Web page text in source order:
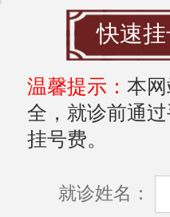
青春期是激素水
雄激素的变化会
的出现。此外，
容易受到外界环
3. 紫外线照射
太阳光中的紫外
快速
温馨提示：本
全，就诊前通
挂号费。
就诊姓名：